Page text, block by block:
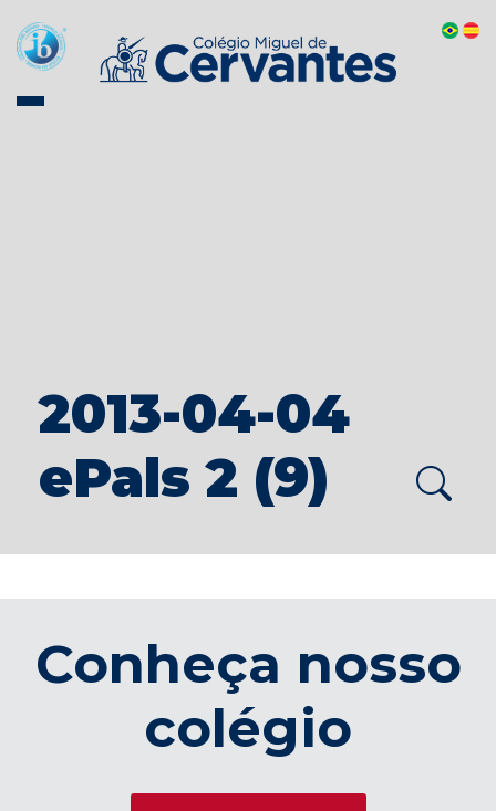
2013-04-04
ePals 2 (9)
Conheça nosso
colégio